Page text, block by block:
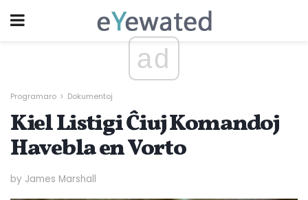
ad
Programaro Dokumentoj
Kiel Listigi Ĉiuj Komandoj
Havebla en Vorto
by James Marshall